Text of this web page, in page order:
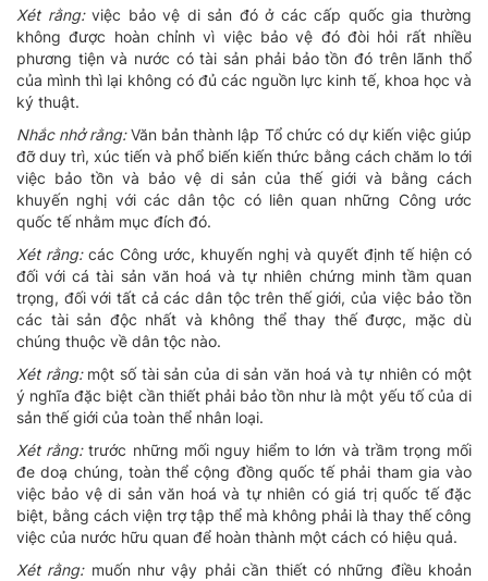
Xét rằng:việc bảo vệ di sản đó ở các cấp quốc gia thường
không được hoàn chỉnh vì việc bảo vệ đó đòi hỏi rất nhiều
phương tiện và nước có tài sản phải bảo tồn đó trên lãnh thổ
của mình thì lại không có đủ các nguồn lực kinh tế, khoa học và
ký thuật.
Nhắc nhở rằng:Văn bản thành lập Tổ chức có dự kiến việc giúp
đỡ duy trì, xúc tiến và phổ biến kiến thức bằng cách chăm lo tới
việc bảo tồn và bảo vệ di sản của thế giới và bằng cách
khuyến nghị với các dân tộc có liên quan những Công ước
quốc tế nhằm mục đích đó.
Xét rằng:các Công ước, khuyến nghị và quyết định tế hiện có
đối với cá tài sản văn hoá và tự nhiên chứng minh tầm quan
trọng, đối với tất cả các dân tộc trên thế giới, của việc bảo tồn
các tài sản độc nhất và không thể thay thế được, mặc dù
chúng thuộc về dân tộc nào.
Xét rằng:một số tài sản của di sản văn hoá và tự nhiên có một
ý nghĩa đặc biệt cần thiết phải bảo tồn như là một yếu tố của di
sản thế giới của toàn thể nhân loại.
Xét rằng:trước những mối nguy hiểm to lớn và trầm trọng mối
đe doạ chúng, toàn thể cộng đồng quốc tế phải tham gia vào
việc bảo vệ di sản văn hoá và tự nhiên có giá trị quốc tế đặc
biệt, bằng cách viện trợ tập thể mà không phải là thay thế công
việc của nước hữu quan để hoàn thành một cách có hiệu quả.
Xét rằng:muốn như vậy phải cần thiết có những điều khoản